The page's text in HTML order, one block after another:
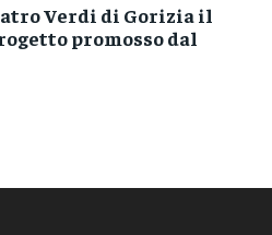
Verdi di Gorizia il
promosso dal